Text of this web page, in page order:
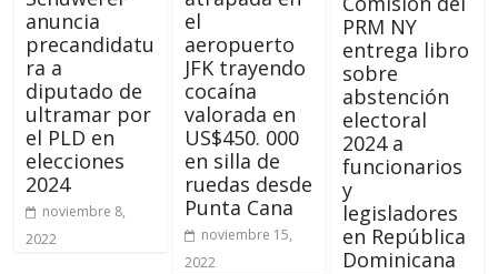
anuncia
precandidatu
ra a
diputado de
ultramar por
el PLD en
elecciones
2024
noviembre 8,
2022
el
aeropuerto
JFK trayendo
cocaína
valorada en
US$450. 000
en silla de
ruedas desde
Punta Cana
noviembre 15,
2022
PRM NY
entrega libro
sobre
abstención
electoral
2024 a
funcionarios
y
legisladores
en República
Dominicana